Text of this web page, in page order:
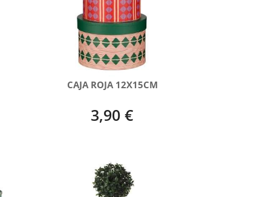
CAJA ROJA 12X15CM
3,90 €